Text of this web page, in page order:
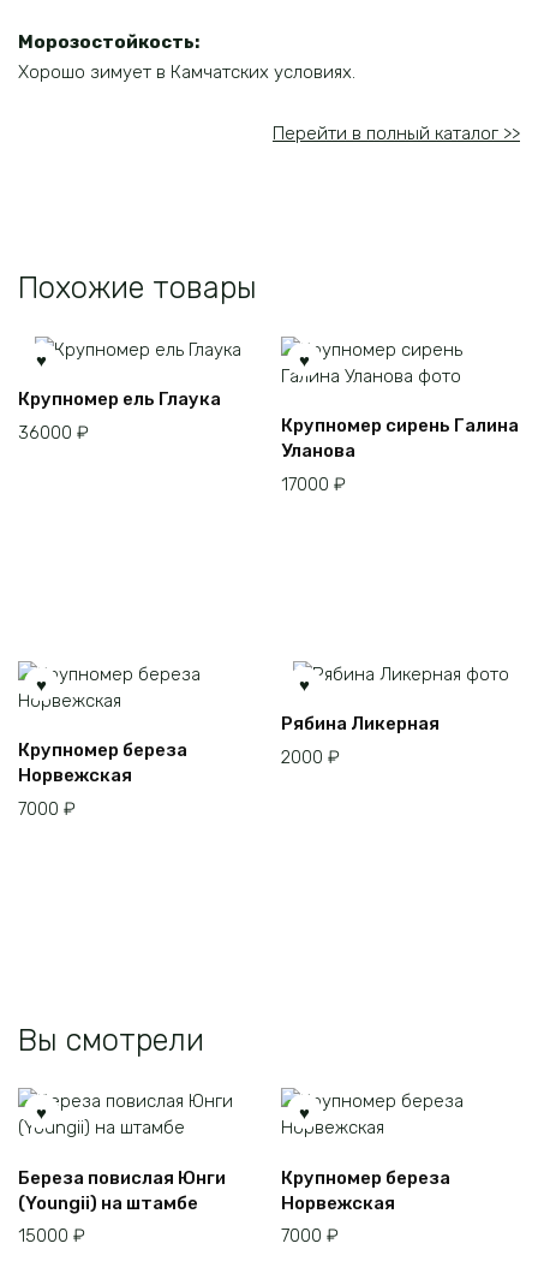
Морозостойкость:
Хорошо зимует в Камчатских условиях.
Перейти в полный каталог >>
Похожие товары
Крупномер ель Глаука
36000 ₽
Крупномер сирень Галина
Уланова
17000 ₽
Крупномер береза
Норвежская
7000 ₽
Рябина Ликерная
2000 ₽
Вы смотрели
Береза повислая Юнги
(Youngii) на штамбе
15000 ₽
Крупномер береза
Норвежская
7000 ₽